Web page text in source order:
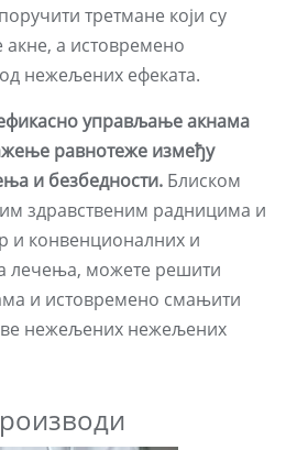
третмане који су
а истовремено
нежељених ефеката.
ефикасно управљање акнама
равнотеже између
и безбедности. Блиском
здравственим радницима и
и конвенционалних и
лечења, можете решити
и истовремено смањити
нежељених нежељених